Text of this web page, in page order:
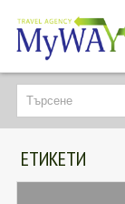
НАЙ-ТЪРСЕНИ
ДЕСТИНАЦИИ
ЕКЗОТИЧНИ ПОЧИВКИ
ЕТИКЕТИ